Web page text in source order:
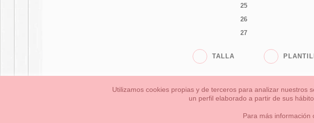
25
26
27
TALLA
Pequeños/as Niña Niño
Condiciones generales de compra, formas de pago , política de
Utilizamos cookies propias y de terceros para analizar nuestros
un perfil elaborado a partir de sus
Para más información